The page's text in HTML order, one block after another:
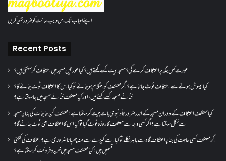
اپنے احباب تک اس ویب سائٹ کو ضرور شئیر کریں
Recent Posts
عورت کس جگہ پر اعتکاف کرے گی؟مسجد بیت کسے کہتے ہیں؟کیا عورتیں مسجد میں اعتکاف کر سکتی ہیں؟
کیا بیہوش ہونے سے اعتکاف ٹوٹ جاتا ہے؟ اگر معتکف کو احتلام ہو جائے تو کیا اس کا اعتکاف ٹوٹ جائے گا؟
فنائے مسجد کسے کہتے ہیں ، اور کیا معتکف فنائے مسجد میں جا سکتا ہے؟
کیا معتکف اعتکاف کے دوران مسجد کے اندر ضرورتاً دنیوی بات چیت کر سکتا ہے؟معتکف کن حاجات کی بنا پر مسجد
سے نکل سکتا ہے؟ اگر کسی وجہ سے معتکف کا روزہ ٹوٹ گیا تو کیا اس کا اعتکاف بھی ٹوٹ جائے گا؟
اگر معتکف کسی حاجت کی بنا پر اعتکاف گاہ سے باہر نکلے تو کیا اسے کپڑے سے منہ چھپانا ضروری ہے؟اعتکاف کی کتنی
قسمیں ہیں؟کیا معتکف مسجد میں خرید و فروخت کر سکتا ہے؟